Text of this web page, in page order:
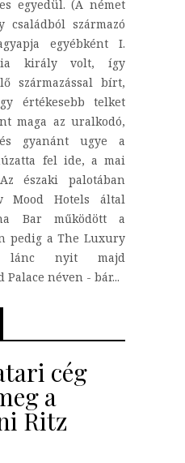
egyedül. (A német
családból származó
egyébként I.
király volt, így
származással bírt,
értékesebb telket
maga az uralkodó,
gyanánt ugye a
fel ide, a mai
északi palotában
Mood Hotels által
Bar működött a
pedig a The Luxury
lánc nyit majd
néven - bár...
cég
a
Ritz